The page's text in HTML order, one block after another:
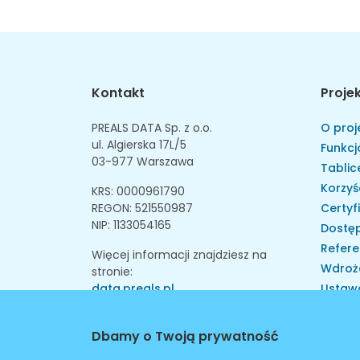
Kontakt
PREALS DATA Sp. z o.o.
ul. Algierska 17L/5
03-977 Warszawa
KRS: 0000961790
REGON: 521550987
NIP: 1133054165
Więcej informacji znajdziesz na
stronie:
data.preals.pl
O
Dbamy o Twoją prywatność